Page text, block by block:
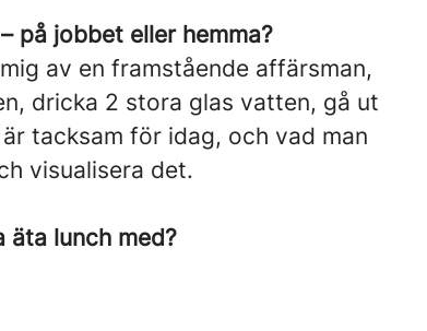
på jobbet eller hemma?
av en framstående affärsman,
dricka 2 stora glas vatten, gå ut
tacksam för idag, och vad man
visualisera det.
äta lunch med?